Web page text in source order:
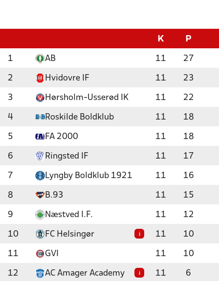
K P
1 AB 11 27
2 Hvidovre IF 11 23
3 Hørsholm-Usserød IK 11 22
4 Roskilde Boldklub 11 18
5 FA 2000 11 18
6 Ringsted IF 11 17
7 Lyngby Boldklub 1921 11 16
8 B.93 11 15
9 Næstved I.F. 11 12
10 FC Helsingør i 11 10
11 GVI 11 10
12 AC Amager Academy i 11 6